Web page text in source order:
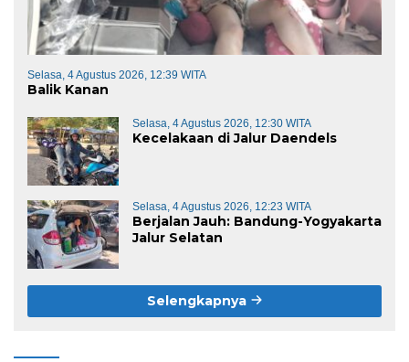
Selasa, 4 Agustus 2026, 12:39 WITA
Balik Kanan
Selasa, 4 Agustus 2026, 12:30 WITA
Kecelakaan di Jalur Daendels
Selasa, 4 Agustus 2026, 12:23 WITA
Berjalan Jauh: Bandung-Yogyakarta
Jalur Selatan
Selengkapnya